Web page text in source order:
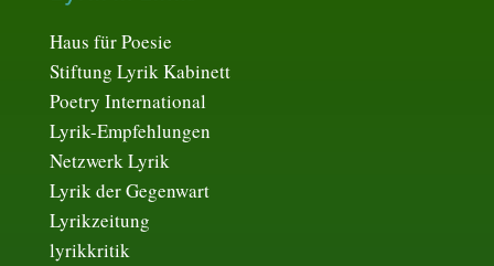
Haus für Poesie
Stiftung Lyrik Kabinett
Poetry International
Lyrik-Empfehlungen
Netzwerk Lyrik
Lyrik der Gegenwart
Lyrikzeitung
lyrikkritik